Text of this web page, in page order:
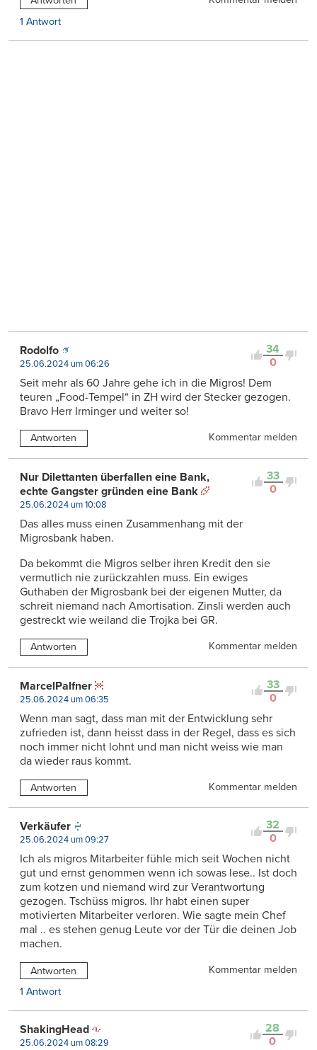
1 Antwort
34
0
Rodolfo
25.06.2024 um 06:26
Seit mehr als 60 Jahre gehe ich in die Migros! Dem
teuren „Food-Tempel“ in ZH wird der Stecker gezogen.
Bravo Herr Irminger und weiter so!
Antworten Kommentar melden
33
0
Nur Dilettanten überfallen eine Bank,
echte Gangster gründen eine Bank
25.06.2024 um 10:08
Das alles muss einen Zusammenhang mit der
Migrosbank haben.
Da bekommt die Migros selber ihren Kredit den sie
vermutlich nie zurückzahlen muss. Ein ewiges
Guthaben der Migrosbank bei der eigenen Mutter, da
schreit niemand nach Amortisation. Zinsli werden auch
gestreckt wie weiland die Trojka bei GR.
Antworten Kommentar melden
33
0
MarcelPalfner
25.06.2024 um 06:35
Wenn man sagt, dass man mit der Entwicklung sehr
zufrieden ist, dann heisst dass in der Regel, dass es sich
noch immer nicht lohnt und man nicht weiss wie man
da wieder raus kommt.
Antworten Kommentar melden
32
0
Verkäufer
25.06.2024 um 09:27
Ich als migros Mitarbeiter fühle mich seit Wochen nicht
gut und ernst genommen wenn ich sowas lese.. Ist doch
zum kotzen und niemand wird zur Verantwortung
gezogen. Tschüss migros. Ihr habt einen super
motivierten Mitarbeiter verloren. Wie sagte mein Chef
mal .. es stehen genug Leute vor der Tür die deinen Job
machen.
Antworten
Kommentar melden
1 Antwort
28
0
ShakingHead
25.06.2024 um 08:29